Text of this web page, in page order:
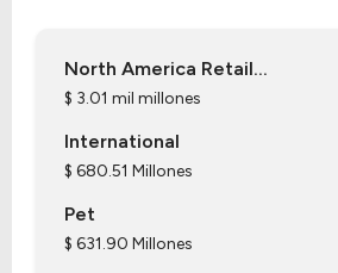
North America Retail...
$ 3.01 mil millones
International
$ 680.51 Millones
Pet
$ 631.90 Millones